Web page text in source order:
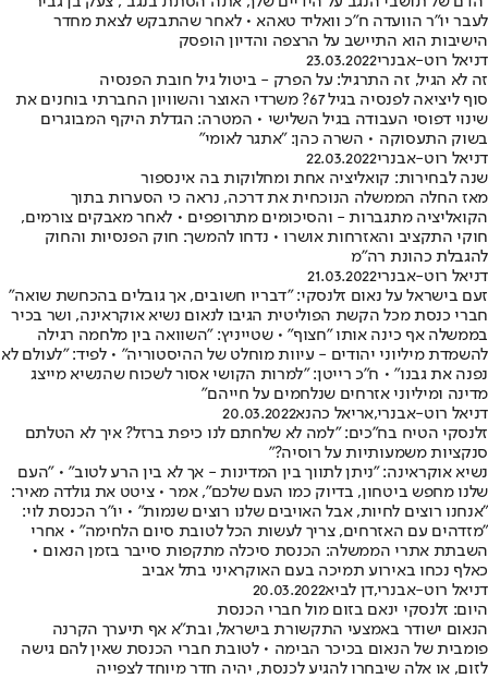
לעבר יו"ר הוועדה ח"כ וואליד טאהא • לאחר שהתבקש לצאת מחדר
הישיבות הוא התיישב על הרצפה והדיון הופסק
דניאל רוט-אבנרי23.03.2022
זה לא הגיל, זה התרגיל: על הפרק - ביטול גיל חובת הפנסיה
סוף ליציאה לפנסיה בגיל 67? משרדי האוצר והשוויון החברתי בוחנים את
שינוי דפוסי העבודה בגיל השלישי • המטרה: הגדלת היקף המבוגרים
בשוק התעסוקה • השרה כהן: "אתגר לאומי"
דניאל רוט-אבנרי22.03.2022
שנה לבחירות: קואליציה אחת ומחלוקות בה אינספור
מאז החלה הממשלה הנוכחית את דרכה, נראה כי הסערות בתוך
הקואליציה מתגברות - והסיכומים מתרופפים • לאחר מאבקים צורמים,
חוקי התקציב והאזרחות אושרו • נדחו להמשך: חוק הפנסיות והחוק
להגבלת כהונת רה"מ
דניאל רוט-אבנרי21.03.2022
זעם בישראל על נאום זלנסקי: "דבריו חשובים, אך גובלים בהכחשת שואה"
חברי כנסת מכל הקשת הפוליטית הגיבו לנאום נשיא אוקראינה, ושר בכיר
בממשלה אף כינה אותו "חצוף" • שטייניץ: "השוואה בין מלחמה רגילה
להשמדת מיליוני יהודים - עיוות מוחלט של ההיסטוריה" • לפיד: "לעולם לא
נפנה את גבנו" • ח"כ רייטן: "למרות הקושי אסור לשכוח שהנשיא מייצג
מדינה ומיליוני אזרחים שנלחמים על חייהם"
דניאל רוט-אבנרי,אריאל כהנא20.03.2022
זלנסקי הטיח בח"כים: "למה לא שלחתם לנו כיפת ברזל? איך לא הטלתם
סנקציות משמעותיות על רוסיה?"
נשיא אוקראינה: "ניתן לתווך בין המדינות - אך לא בין הרע לטוב" • "העם
שלנו מחפש ביטחון, בדיוק כמו העם שלכם", אמר • ציטט את גולדה מאיר:
"אנחנו רוצים לחיות, אבל האויבים שלנו רוצים שנמות" • יו"ר הכנסת לוי:
"מזדהים עם האזרחים, צריך לעשות הכל לטובת סיום הלחימה" • אחרי
השבתת אתרי הממשלה: הכנסת סיכלה מתקפות סייבר בזמן הנאום •
כאלף נכחו באירוע תמיכה בעם האוקראיני בתל אביב
דניאל רוט-אבנרי,דן לביא20.03.2022
היום: זלנסקי ינאם בזום מול חברי הכנסת
הנאום ישודר באמצעי התקשורת בישראל, ובת"א אף תיערך הקרנה
פומבית של הנאום בכיכר הבימה • לטובת חברי הכנסת שאין להם גישה
לזום, או אלה שיבחרו להגיע לכנסת, יהיה חדר מיוחד לצפייה